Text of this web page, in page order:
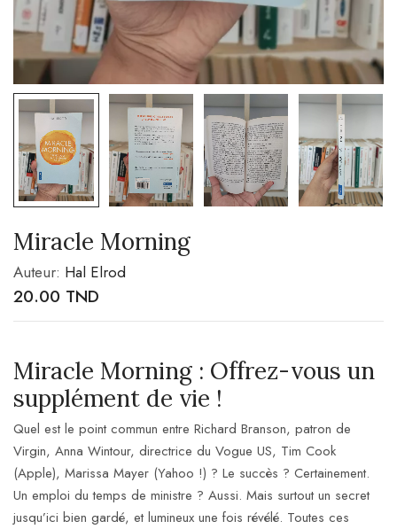
Miracle Morning
Auteur: Hal Elrod
20.00 TND
Miracle Morning : Offrez-vous un
supplément de vie !
Quel est le point commun entre Richard Branson, patron de
Virgin, Anna Wintour, directrice du Vogue US, Tim Cook
(Apple), Marissa Mayer (Yahoo !) ? Le succès ? Certainement.
Un emploi du temps de ministre ? Aussi. Mais surtout un secret
jusqu’ici bien gardé, et lumineux une fois révélé. Toutes ces